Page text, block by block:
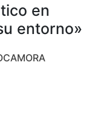
en
entorno»